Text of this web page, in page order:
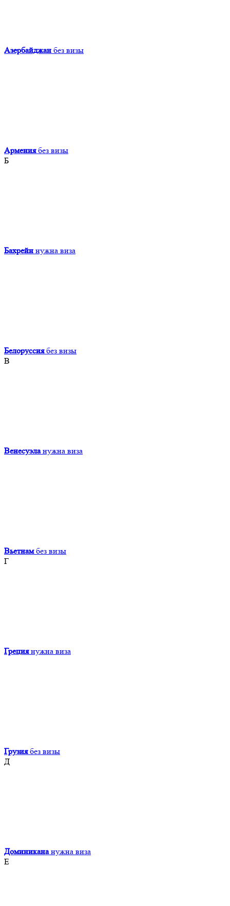
Азербайджан без визы
Армения без визы
Б
Бахрейн нужна виза
Белоруссия без визы
В
Венесуэла нужна виза
Вьетнам без визы
Г
Греция нужна виза
Грузия без визы
Д
Доминикана нужна виза
Е